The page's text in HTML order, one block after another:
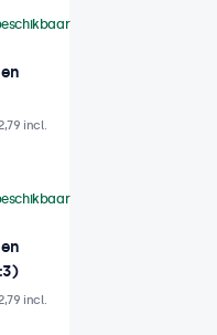
incl.
incl.